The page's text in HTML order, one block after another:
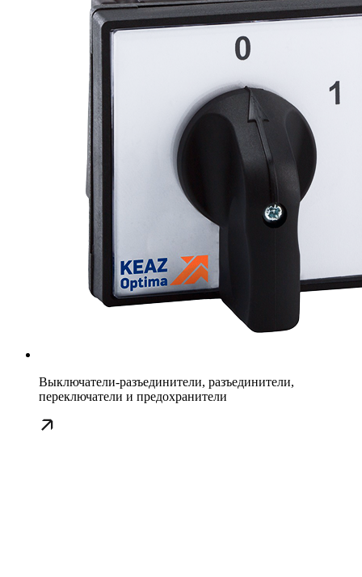
Выключатели-разъединители, разъединители,
переключатели и предохранители